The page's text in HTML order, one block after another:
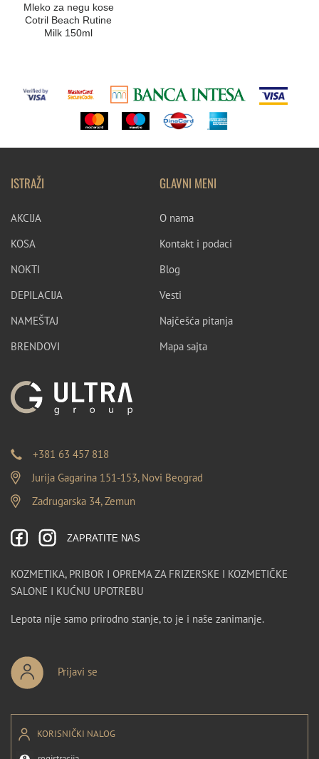
Mleko za negu kose
Cotril Beach Rutine
Milk 150ml
ISTRAŽI
AKCIJA
KOSA
NOKTI
DEPILACIJA
NAMEŠTAJ
BRENDOVI
GLAVNI MENI
O nama
Kontakt i podaci
Blog
Vesti
Najčešća pitanja
Mapa sajta
+381 63 457 818
Jurija Gagarina 151-153, Novi Beograd
Zadrugarska 34, Zemun
ZAPRATITE NAS
KOZMETIKA, PRIBOR I OPREMA ZA FRIZERSKE I KOZMETIČKE
SALONE I KUĆNU UPOTREBU
Lepota nije samo prirodno stanje, to je i naše zanimanje.
Prijavi se
KORISNIČKI NALOG